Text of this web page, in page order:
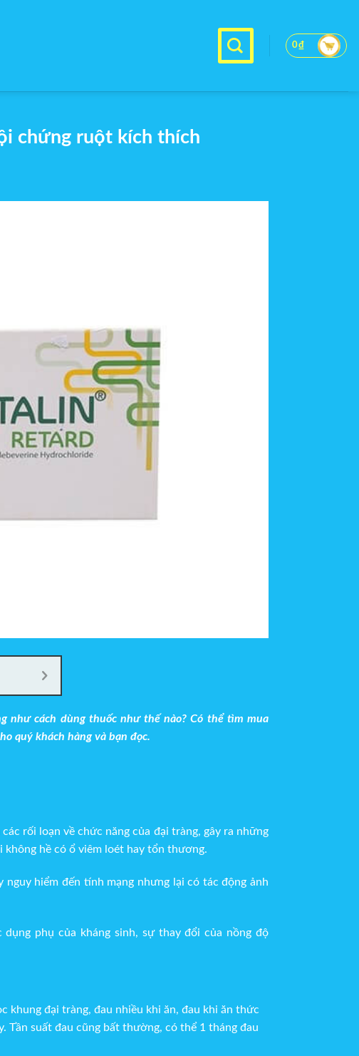
0₫
chứng ruột kích thích
như cách dùng thuốc như thế nào? Có thể tìm mua
quý khách hàng và bạn đọc.
rối loạn về chức năng của đại tràng, gây ra những
hề có ổ viêm loét hay tổn thương.
hiểm đến tính mạng nhưng lại có tác động ảnh
phụ của kháng sinh, sự thay đổi của nồng độ
khung đại tràng, đau nhiều khi ăn, đau khi ăn thức
Tần suất đau cũng bất thường, có thể 1 tháng đau